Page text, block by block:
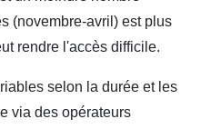
(novembre‑avril) est plus
rendre l'accès difficile.
selon la durée et les
via des opérateurs